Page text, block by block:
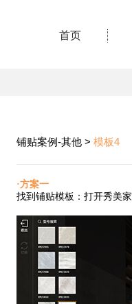
首页
铺贴案例-其他 > 模板4
·方案一
找到铺贴模板：打开秀美